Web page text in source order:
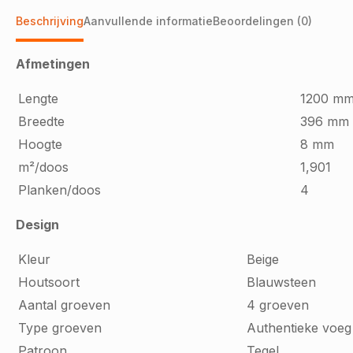
BeschrijvingAanvullende informatieBeoordelingen (0)
Afmetingen
Lengte
1200
Breedte
396 mm
Hoogte
8 mm
m²/doos
1,901
Planken/doos
4
Design
Kleur
Beige
Houtsoort
Blauwsteen
Aantal groeven
4 groeven
Type groeven
Authentieke voeg